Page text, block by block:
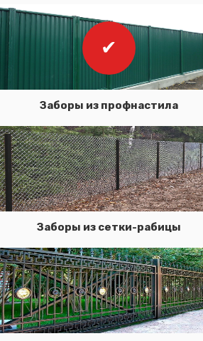
Заборы из профнастила
Заборы из сетки-рабицы